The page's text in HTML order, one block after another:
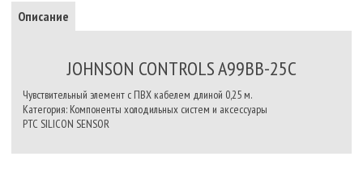
Описание
JOHNSON CONTROLS A99BB-25C
Чувствительный элемент с ПВХ кабелем длиной 0,25 м.
Категория: Компоненты холодильных систем и аксессуары
PTC SILICON SENSOR